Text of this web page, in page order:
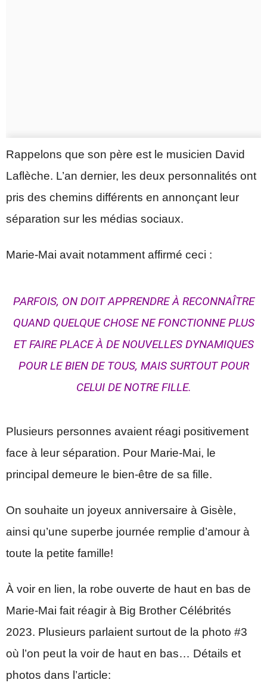
Rappelons que son père est le musicien David
Laflèche. L’an dernier, les deux personnalités ont
pris des chemins différents en annonçant leur
séparation sur les médias sociaux.
Marie-Mai avait notamment affirmé ceci :
PARFOIS, ON DOIT APPRENDRE À RECONNAÎTRE
QUAND QUELQUE CHOSE NE FONCTIONNE PLUS
ET FAIRE PLACE À DE NOUVELLES DYNAMIQUES
POUR LE BIEN DE TOUS, MAIS SURTOUT POUR
CELUI DE NOTRE FILLE.
Plusieurs personnes avaient réagi positivement
face à leur séparation. Pour Marie-Mai, le
principal demeure le bien-être de sa fille.
On souhaite un joyeux anniversaire à Gisèle,
ainsi qu’une superbe journée remplie d’amour à
toute la petite famille!
À voir en lien, la robe ouverte de haut en bas de
Marie-Mai fait réagir à Big Brother Célébrités
2023. Plusieurs parlaient surtout de la photo #3
où l’on peut la voir de haut en bas… Détails et
photos dans l’article: